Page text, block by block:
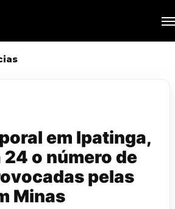
em Ipatinga,
o número de
pelas
Minas